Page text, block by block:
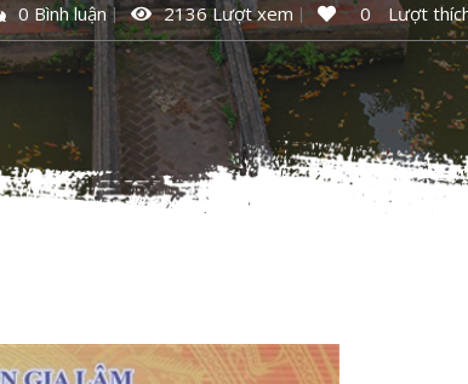
0 Bình luận 2136 Lượt xem 0 Lượt